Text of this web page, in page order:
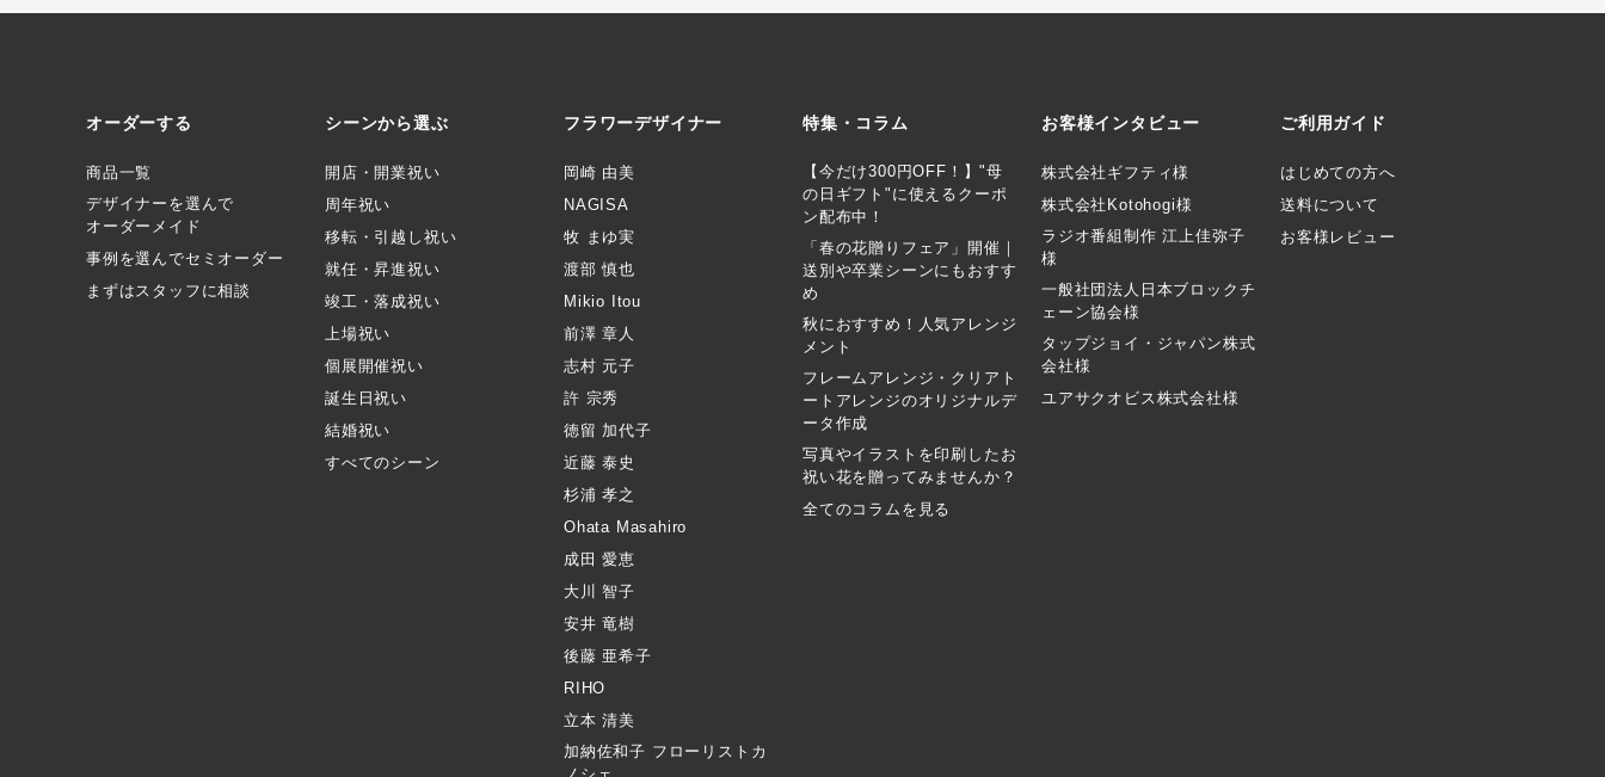
オーダーする
商品一覧
デザイナーを選んで
オーダーメイド
事例を選んでセミオーダー
まずはスタッフに相談
シーンから選ぶ
開店・開業祝い
周年祝い
移転・引越し祝い
就任・昇進祝い
竣工・落成祝い
上場祝い
個展開催祝い
誕生日祝い
結婚祝い
すべてのシーン
フラワーデザイナー
岡崎 由美
NAGISA
牧 まゆ実
渡部 慎也
Mikio Itou
前澤 章人
志村 元子
許 宗秀
徳留 加代子
近藤 泰史
杉浦 孝之
Ohata Masahiro
成田 愛恵
大川 智子
安井 竜樹
後藤 亜希子
RIHO
立本 清美
加納佐和子 フローリストカ
特集・コラム
【今だけ300円OFF！】"母
の日ギフト"に使えるクーポ
ン配布中！
「春の花贈りフェア」開催｜
送別や卒業シーンにもおすす
め
秋におすすめ！人気アレンジ
メント
フレームアレンジ・クリアト
ートアレンジのオリジナルデ
ータ作成
写真やイラストを印刷したお
祝い花を贈ってみませんか？
全てのコラムを見る
お客様インタビュー
株式会社ギフティ様
株式会社Kotohogi様
ラジオ番組制作 江上佳弥子
様
一般社団法人日本ブロックチ
ェーン協会様
タップジョイ・ジャパン株式
会社様
ユアサクオビス株式会社様
ご利用ガイド
はじめての方へ
送料について
お客様レビュー